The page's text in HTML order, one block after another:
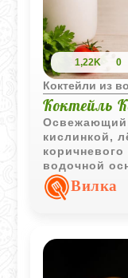
1,22K 0
Коктейли из
Коктейль
Освежающий
кислинкой,
водочной
бодрящим,
подходит
Вилка